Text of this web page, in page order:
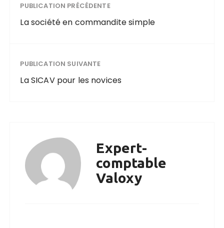
PUBLICATION PRÉCÉDENTE
La société en commandite simple
PUBLICATION SUIVANTE
La SICAV pour les novices
Expert-
comptable
Valoxy